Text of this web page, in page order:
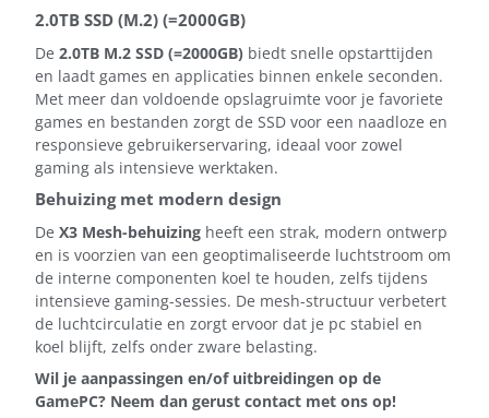
2.0TB SSD (M.2) (=2000GB)
De 2.0TB M.2 SSD (=2000GB) biedt snelle opstarttijden
en laadt games en applicaties binnen enkele seconden.
Met meer dan voldoende opslagruimte voor je favoriete
games en bestanden zorgt de SSD voor een naadloze en
responsieve gebruikerservaring, ideaal voor zowel
gaming als intensieve werktaken.
Behuizing met modern design
De X3 Mesh-behuizing heeft een strak, modern ontwerp
en is voorzien van een geoptimaliseerde luchtstroom om
de interne componenten koel te houden, zelfs tijdens
intensieve gaming-sessies. De mesh-structuur verbetert
de luchtcirculatie en zorgt ervoor dat je pc stabiel en
koel blijft, zelfs onder zware belasting.
Wil je aanpassingen en/of uitbreidingen op de
GamePC? Neem dan gerust contact met ons op!